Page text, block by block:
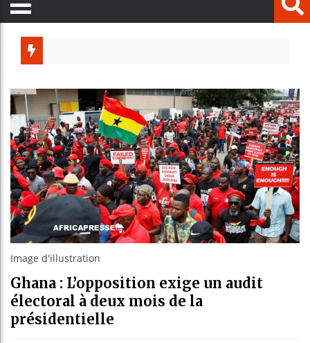
Guinée
Bénin :
Image d'illustration
Ghana : L’opposition exige un audit
électoral à deux mois de la
présidentielle